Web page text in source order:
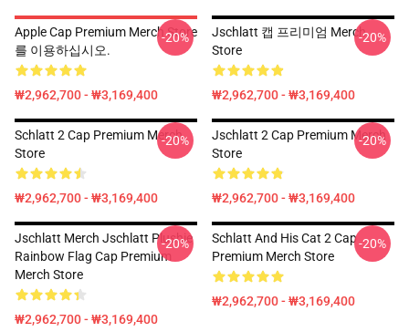
Apple Cap Premium Merch Store
를 이용하십시오.
₩2,962,700 - ₩3,169,400
-20%
Jschlatt 캡 프리미엄 Merch
Store
₩2,962,700 - ₩3,169,400
-20%
Schlatt 2 Cap Premium Merch
Store
₩2,962,700 - ₩3,169,400
-20%
Jschlatt 2 Cap Premium Merch
Store
₩2,962,700 - ₩3,169,400
-20%
Jschlatt Merch Jschlatt Plushie
Rainbow Flag Cap Premium
Merch Store
₩2,962,700 - ₩3,169,400
-20%
Schlatt And His Cat 2 Cap
Premium Merch Store
₩2,962,700 - ₩3,169,400
-20%